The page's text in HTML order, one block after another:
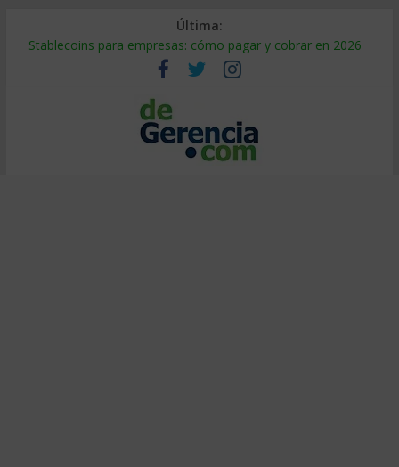
Última:
Stablecoins para empresas: cómo pagar y cobrar en 2026
Despido silencioso: qué es y por qué sale tan caro
IA en selección de personal: cómo auditarla a tiempo
Trabajo forzoso en la cadena de suministro: qué hacer
Mercado hispano de EE. UU.: cómo segmentarlo y venderle